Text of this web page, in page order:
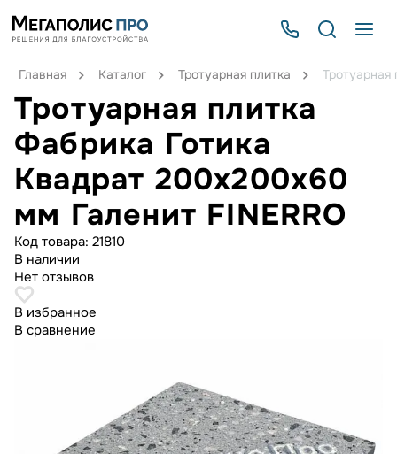
Главная Каталог Тротуарная плитка Тротуарная
Тротуарная плитка
Фабрика Готика
Квадрат 200х200х60
мм Галенит FINERRO
Код товара: 21810
В наличии
Нет отзывов
В избранное
В сравнение